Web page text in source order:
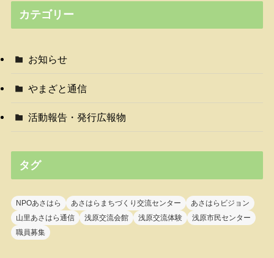
カテゴリー
お知らせ
やまざと通信
活動報告・発行広報物
タグ
NPOあさはら あさはらまちづくり交流センター
あさはらビジョン
山里あさはら通信
浅原交流会館 浅原交流体験
浅原市民センター
職員募集